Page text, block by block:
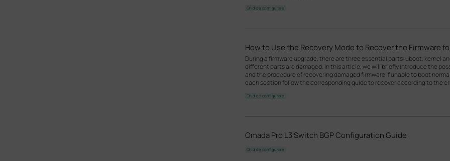
Ghid de configurare
How to Use the Recovery Mode to Recover the Firmware
During a firmware upgrade, there are three essential parts: uboot, kernel
different parts are damaged. In this article, we will briefly introduce the
and the procedure of recovering damaged firmware if unable to boot
each section follow the corresponding guide to recover according to the
Ghid de configurare
Omada Pro L3 Switch BGP Configuration Guide
Ghid de configurare